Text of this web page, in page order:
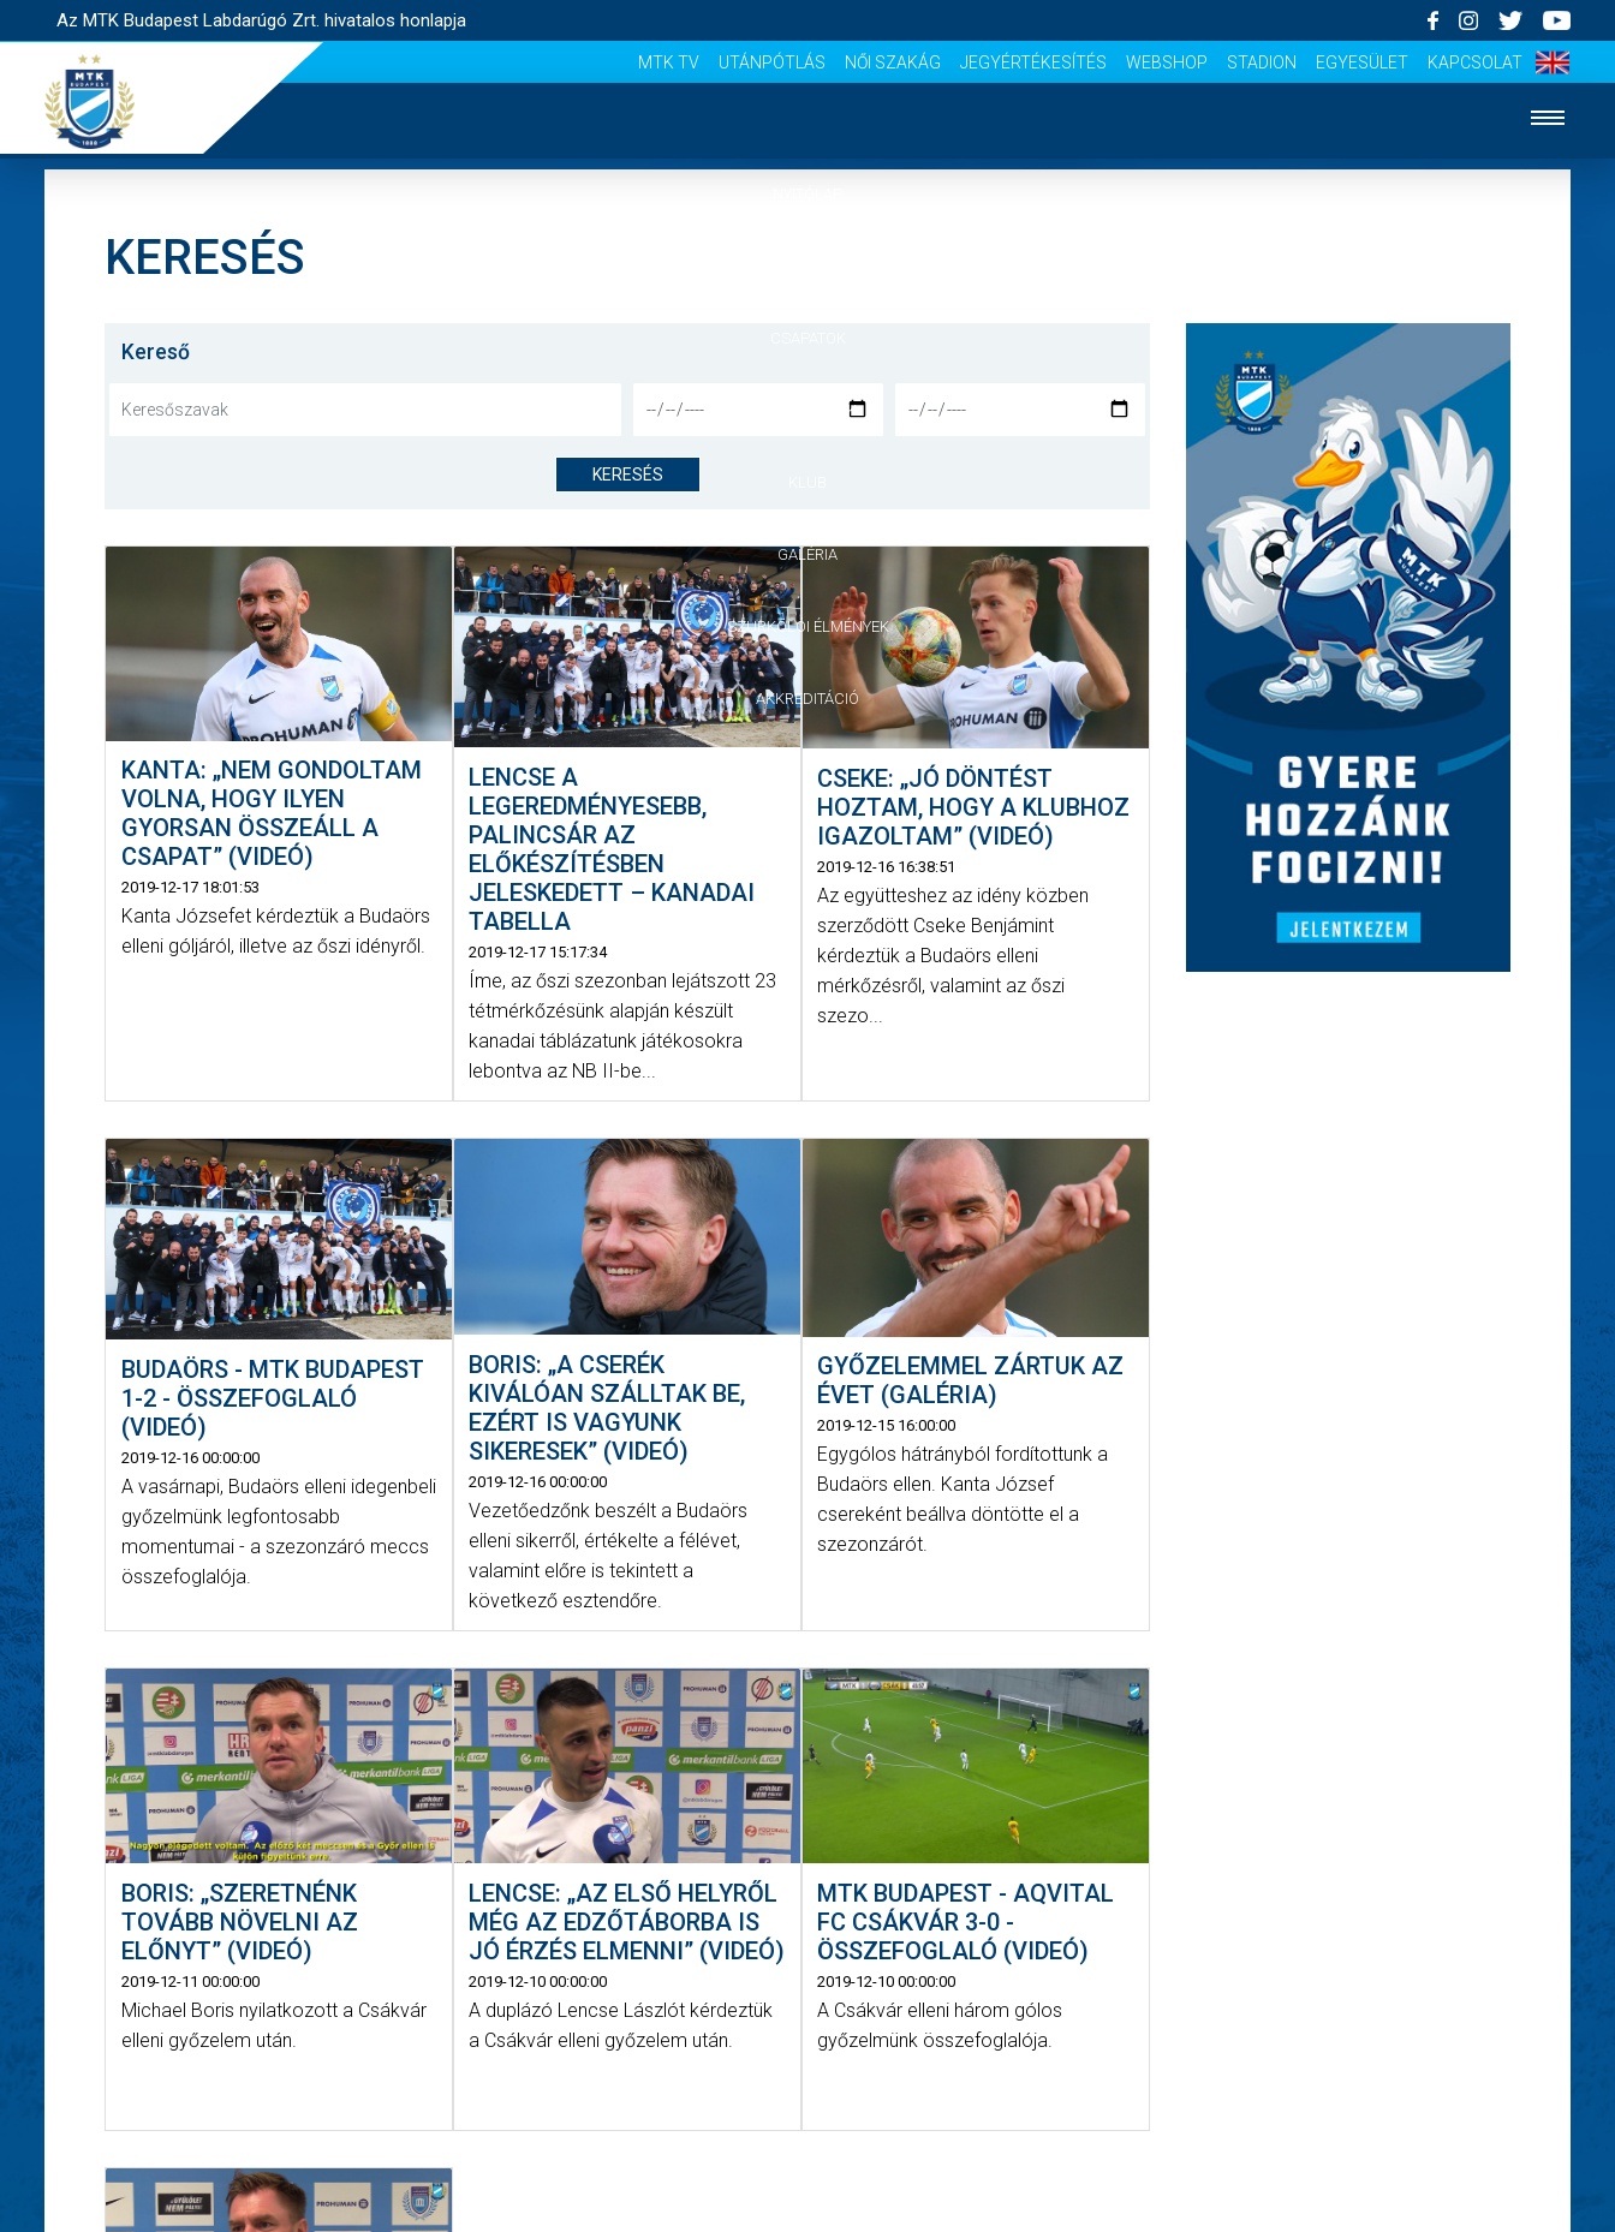
Az MTK Budapest Labdarúgó Zrt. hivatalos honlapja
MTK TV UTÁNPÓTLÁS NŐI SZAKÁG JEGYÉRTÉKESÍTÉS WEBSHOP STADION EGYESÜLET KAPCSOLAT
MÉRKŐZÉSEK
GALÉRIA
SZURKOLÓI ÉLMÉNYEK
AKKREDITÁCIÓ
KERESÉS
Kereső
KERESÉS
KANTA: „NEM GONDOLTAM
VOLNA, HOGY ILYEN
GYORSAN ÖSSZEÁLL A
CSAPAT” (VIDEÓ)
2019-12-17 18:01:53
Kanta Józsefet kérdeztük a Budaörs
elleni góljáról, illetve az őszi idényről.
LENCSE A
LEGEREDMÉNYESEBB,
PALINCSÁR AZ
ELŐKÉSZÍTÉSBEN
JELESKEDETT – KANADAI
TABELLA
2019-12-17 15:17:34
Íme, az őszi szezonban lejátszott 23
tétmérkőzésünk alapján készült
kanadai táblázatunk játékosokra
lebontva az NB II-be...
CSEKE: „JÓ DÖNTÉST
HOZTAM, HOGY A KLUBHOZ
IGAZOLTAM” (VIDEÓ)
2019-12-16 16:38:51
Az együtteshez az idény közben
szerződött Cseke Benjámint
kérdeztük a Budaörs elleni
mérkőzésről, valamint az őszi
szezo...
BUDAÖRS - MTK BUDAPEST
1-2 - ÖSSZEFOGLALÓ
(VIDEÓ)
2019-12-16 00:00:00
A vasárnapi, Budaörs elleni idegenbeli
győzelmünk legfontosabb
momentumai - a szezonzáró meccs
összefoglalója.
BORIS: „A CSERÉK
KIVÁLÓAN SZÁLLTAK BE,
EZÉRT IS VAGYUNK
SIKERESEK” (VIDEÓ)
2019-12-16 00:00:00
Vezetőedzőnk beszélt a Budaörs
elleni sikerről, értékelte a félévet,
valamint előre is tekintett a
következő esztendőre.
GYŐZELEMMEL ZÁRTUK AZ
ÉVET (GALÉRIA)
2019-12-15 16:00:00
Egygólos hátrányból fordítottunk a
Budaörs ellen. Kanta József
csereként beállva döntötte el a
szezonzárót.
BORIS: „SZERETNÉNK
TOVÁBB NÖVELNI AZ
ELŐNYT” (VIDEÓ)
2019-12-11 00:00:00
Michael Boris nyilatkozott a Csákvár
elleni győzelem után.
LENCSE: „AZ ELSŐ HELYRŐL
MÉG AZ EDZŐTÁBORBA IS
JÓ ÉRZÉS ELMENNI” (VIDEÓ)
2019-12-10 00:00:00
A duplázó Lencse Lászlót kérdeztük
a Csákvár elleni győzelem után.
MTK BUDAPEST - AQVITAL
FC CSÁKVÁR 3-0 -
ÖSSZEFOGLALÓ (VIDEÓ)
2019-12-10 00:00:00
A Csákvár elleni három gólos
győzelmünk összefoglalója.